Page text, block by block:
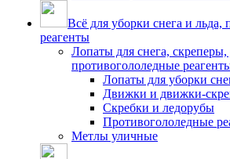
Всё для уборки снега и льда,
реагенты
Лопаты для снега,
противогололедные
Лопаты для уборки
Движки и движки-
Скребки и ледорубы
Противогололедные
Метлы уличные